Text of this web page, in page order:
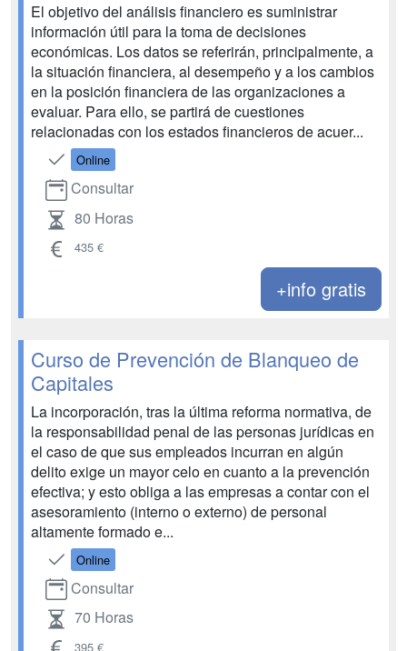
El objetivo del análisis financiero es suministrar
información útil para la toma de decisiones
económicas. Los datos se referirán, principalmente, a
la situación financiera, al desempeño y a los cambios
en la posición financiera de las organizaciones a
evaluar. Para ello, se partirá de cuestiones
relacionadas con los estados financieros de acuer...
Online
Consultar
80 Horas
435 €
+info gratis
Curso de Prevención de Blanqueo de
Capitales
La incorporación, tras la última reforma normativa, de
la responsabilidad penal de las personas jurídicas en
el caso de que sus empleados incurran en algún
delito exige un mayor celo en cuanto a la prevención
efectiva; y esto obliga a las empresas a contar con el
asesoramiento (interno o externo) de personal
altamente formado e...
Online
Consultar
70 Horas
395 €